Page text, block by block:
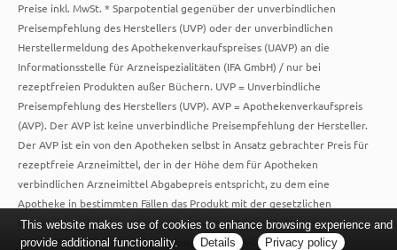
Preise inkl. MwSt. * Sparpotential gegenüber der unverbindlichen
Preisempfehlung des Herstellers (UVP) oder der unverbindlichen
Herstellermeldung des Apothekenverkaufspreises (UAVP) an die
Informationsstelle für Arzneispezialitäten (IFA GmbH) / nur bei
rezeptfreien Produkten außer Büchern. UVP = Unverbindliche
Preisempfehlung des Herstellers (UVP). AVP = Apothekenverkaufspreis
(AVP). Der AVP ist keine unverbindliche Preisempfehlung der Hersteller.
Der AVP ist ein von den Apotheken selbst in Ansatz gebrachter Preis für
rezeptfreie Arzneimittel, der in der Höhe dem für Apotheken
verbindlichen Arzneimittel Abgabepreis entspricht, zu dem eine
Apotheke in bestimmten Fällen das Produkt mit der gesetzlichen
Krankenversicherung abrechnet. Im Gegensatz zum AVP ist die
gebräuchliche UVP eine Empfehlung der Hersteller.
This website makes use of cookies to enhance browsing experience and
provide additional functionality.
Details Privacy policy